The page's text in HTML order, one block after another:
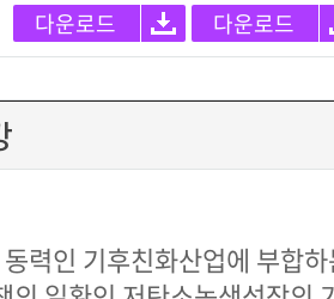
다운로드 다운로드
력인 기후친화산업에 부합